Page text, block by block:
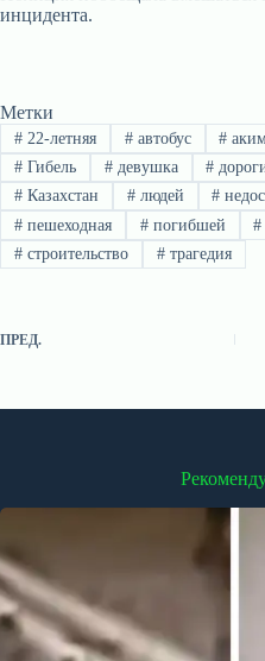
инцидента.
Метки
#22-летняя #автобус #
#Гибель #девушка #
#Казахстан #людей #
#пешеходная #погибшей #
#строительство #трагедия
ПРЕД.